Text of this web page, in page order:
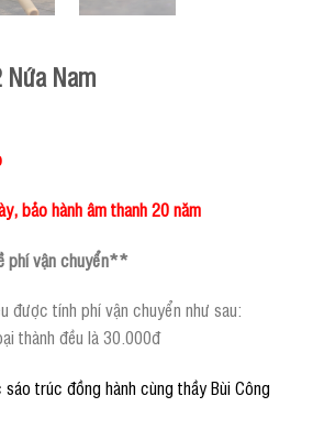
Nứa Nam
bảo hành âm thanh 20 năm
phí vận chuyển**
được tính phí vận chuyển như sau:
thành đều là 30.000đ
trúc đồng hành cùng thầy Bùi Công